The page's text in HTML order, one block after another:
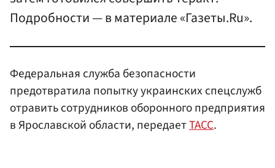
Подробности — в материале «Газеты.Ru».
Федеральная служба безопасности
предотвратила попытку украинских спецслужб
отравить сотрудников оборонного предприятия
в Ярославской области, передаетТАСС.